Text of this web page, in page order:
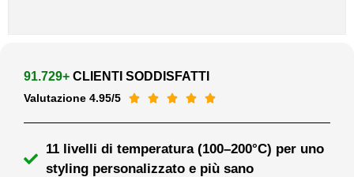
91.729+ CLIENTI SODDISFATTI
Valutazione 4.95/5     
11 livelli di temperatura (100–200°C) per uno
styling personalizzato e più sano